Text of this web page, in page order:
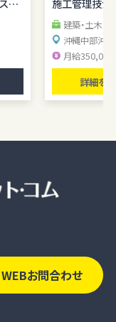
情報項目とします。
による送付または送
範囲で、ユーザーの同
ある場合であって、本
がある場合で、ユー
に支障を及ぼすお
有する機関から、個
は提供を求められた
いる場合
利用
タ
施工管理技
建築・土木・
沖縄中部沖
月給
詳細を
WEBお問合わせ